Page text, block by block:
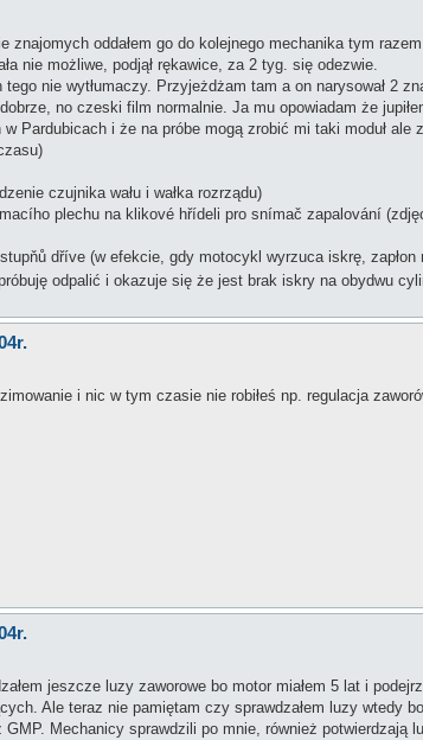
znajomych oddałem go do kolejnego mechanika tym
nie możliwe, podjął rękawice, za 2 tyg. się odezwie.
nie wytłumaczy. Przyjeżdżam tam a on narysował 2
no czeski film normalnie. Ja mu opowiadam że
Pardubicach i że na próbe mogą zrobić mi taki moduł ale
czujnika wału i wałka rozrządu)
plechu na klikové hřídeli pro snímač zapalování
dříve (w efekcie, gdy motocykl wyrzuca iskrę, zapłon
odpalić i okazuje się że jest brak iskry na obydwu
i nic w tym czasie nie robiłeś np. regulacja
jeszcze luzy zaworowe bo motor miałem 5 lat i
Ale teraz nie pamiętam czy sprawdzałem luzy wtedy
Mechanicy sprawdzili po mnie, również